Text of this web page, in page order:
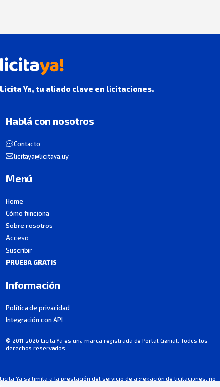
Licita Ya, tu aliado clave en licitaciones.
Licita Ya se limita a la prestación del servicio de agregación de licitaciones, no
Hablá con nosotros
Contacto
licitaya@licitaya.uy
Menú
Home
Cómo funciona
Sobre nosotros
Acceso
Suscribir
PRUEBA GRATIS
Información
Política de privacidad
Integración con API
© 2011-2026 Licita Ya es una marca registrada de Portal Genial. Todos los
derechos reservados.